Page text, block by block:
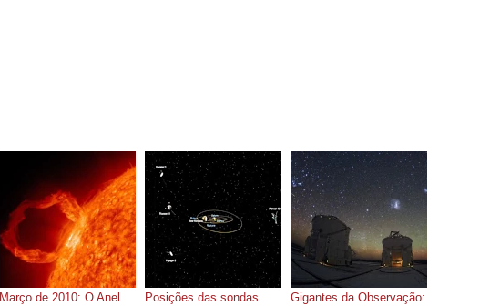
Março de 2010: O Anel
Posições das sondas
Gigantes da Observação: